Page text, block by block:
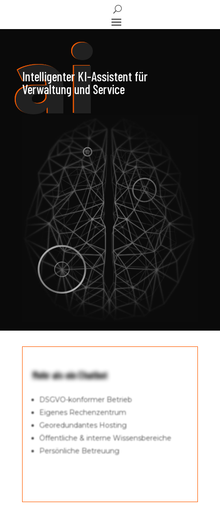
ai
ai
Intelligenter KI-Assistent für
Verwaltung und Service
Mehr als ein Chatbot
DSGVO-konformer Betrieb
Eigenes Rechenzentrum
Georedundantes Hosting
Öffentliche & interne Wissensbereiche
Persönliche Betreuung